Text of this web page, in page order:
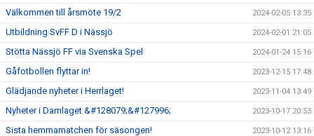
Välkommen till årsmöte 19/2 2024-02-05 13:35
Utbildning SvFF D i Nässjö 2024-02-01 21:05
Stötta Nässjö FF via Svenska Spel 2024-01-24 15:16
Gåfotbollen flyttar in! 2023-12-15 17:48
Glädjande nyheter i Herrlaget! 2023-11-04 13:49
Nyheter i Damlaget &#128079;&#127996; 2023-10-17 20:53
Sista hemmamatchen för säsongen! 2023-10-12 13:16